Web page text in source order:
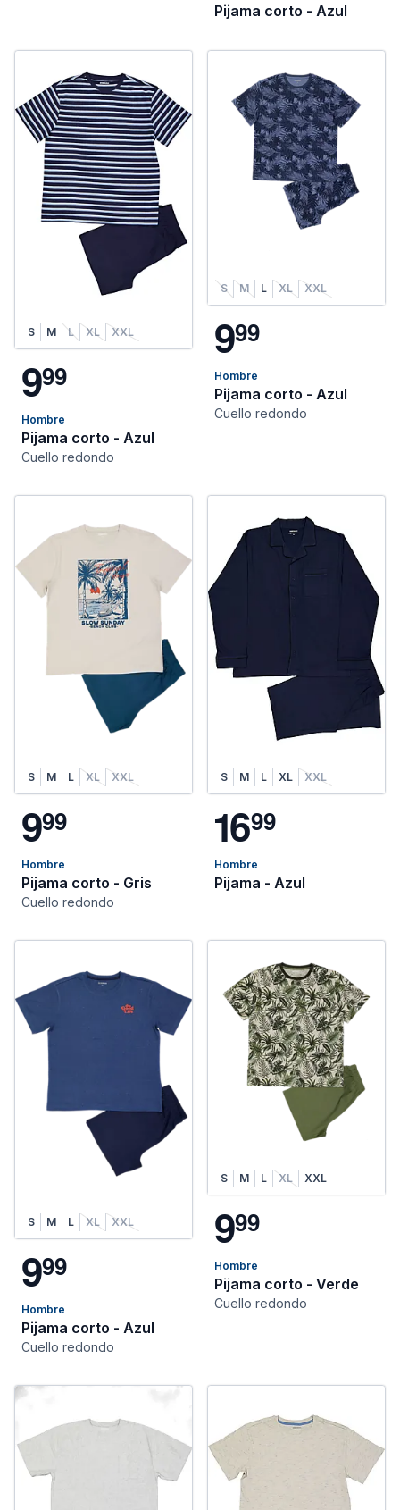
Pijama corto - Azul
S M L XL XXL
999
Hombre
Pijama corto - Azul
Cuello redondo
S M L XL XXL
999
Hombre
Pijama corto - Azul
Cuello redondo
S M L XL XXL
999
Hombre
Pijama corto - Gris
Cuello redondo
S M L XL XXL
1699
Hombre
Pijama - Azul
S M L XL XXL
999
Hombre
Pijama corto - Azul
Cuello redondo
S M L XL XXL
999
Hombre
Pijama corto - Verde
Cuello redondo